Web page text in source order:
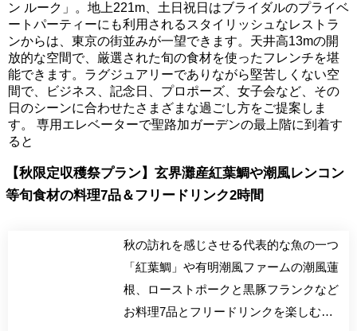
ン ルーク」。地上221m、土日祝日はブライダルのプライベ
ートパーティーにも利用されるスタイリッシュなレストラ
ンからは、東京の街並みが一望できます。天井高13mの開
放的な空間で、厳選された旬の食材を使ったフレンチを堪
能できます。ラグジュアリーでありながら堅苦しくない空
間で、ビジネス、記念日、プロポーズ、女子会など、その
日のシーンに合わせたさまざまな過ごし方をご提案しま
す。 専用エレベーターで聖路加ガーデンの最上階に到着す
ると
【秋限定収穫祭プラン】玄界灘産紅葉鯛や潮風レンコン
等旬食材の料理7品＆フリードリンク2時間
秋の訪れを感じさせる代表的な魚の一つ
「紅葉鯛」や有明潮風ファームの潮風蓮
根、ローストポークと黒豚フランクなど
お料理7品とフリードリンクを楽しむ秋